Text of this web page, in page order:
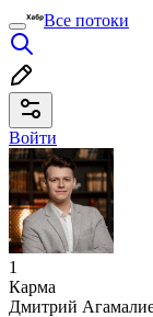
Все потоки
Войти
1
Карма
Дмитрий